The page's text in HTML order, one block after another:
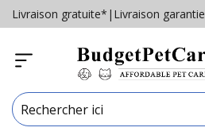
Livraison gratuite* | Livraison garantie